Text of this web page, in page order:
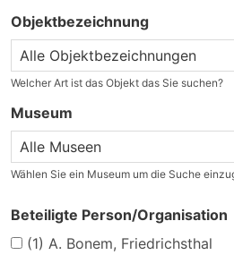
Objektbezeichnung
Welcher Art ist das Objekt das Sie suchen?
Museum
Wählen Sie ein Museum um die Suche
Beteiligte Person/Organisation
(1) A. Bonem, Friedrichsthal